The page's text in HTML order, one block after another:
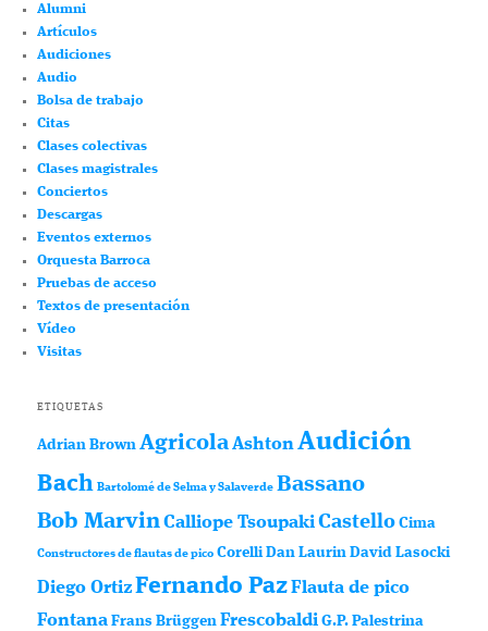
Alumni
Artículos
Audiciones
Audio
Bolsa de trabajo
Citas
Clases colectivas
Clases magistrales
Conciertos
Descargas
Eventos externos
Orquesta Barroca
Pruebas de acceso
Textos de presentación
Vídeo
Visitas
ETIQUETAS
Adrian Brown AgricolaAshtonAudición
Bach Bartolomé de Selma y Salaverde Bassano
Bob MarvinCalliope TsoupakiCastello Cima
Constructores de flautas de pico Corelli Dan Laurin David Lasocki
Diego OrtizFernando PazFlauta de pico
Fontana Frans Brüggen Frescobaldi G.P. Palestrina